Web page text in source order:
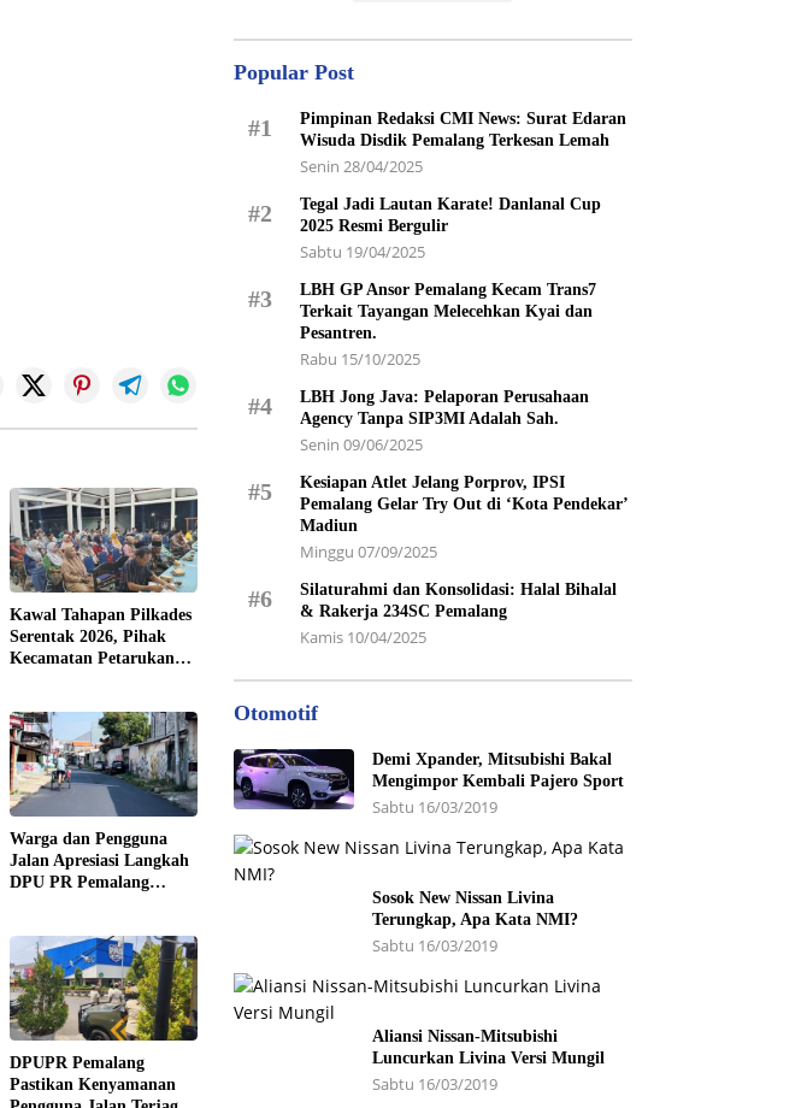
Kawal Tahapan Pilkades
Serentak 2026, Pihak
Kecamatan Petarukan
Warga dan Pengguna
Jalan Apresiasi Langkah
DPU PR Pemalang
Sindoro
DPUPR Pemalang
Pastikan Kenyamanan
Popular Post
#1
Pimpinan Redaksi CMI News: Surat Edaran
Wisuda Disdik Pemalang Terkesan Lemah
Senin 28/04/2025
#2
Tegal Jadi Lautan Karate! Danlanal Cup
2025 Resmi Bergulir
Sabtu 19/04/2025
#3
LBH GP Ansor Pemalang Kecam Trans7
Terkait Tayangan Melecehkan Kyai dan
Pesantren.
Rabu 15/10/2025
#4
LBH Jong Java: Pelaporan Perusahaan
Agency Tanpa SIP3MI Adalah Sah.
Senin 09/06/2025
#5
Kesiapan Atlet Jelang Porprov, IPSI
Pemalang Gelar Try Out di ‘Kota Pendekar’
Madiun
Minggu 07/09/2025
#6
Silaturahmi dan Konsolidasi: Halal Bihalal
& Rakerja 234SC Pemalang
Kamis 10/04/2025
Otomotif
Demi Xpander, Mitsubishi Bakal
Mengimpor Kembali Pajero Sport
Sabtu 16/03/2019
Sosok New Nissan Livina
Terungkap, Apa Kata NMI?
Sabtu 16/03/2019
Aliansi Nissan-Mitsubishi
Luncurkan Livina Versi Mungil
Sabtu 16/03/2019